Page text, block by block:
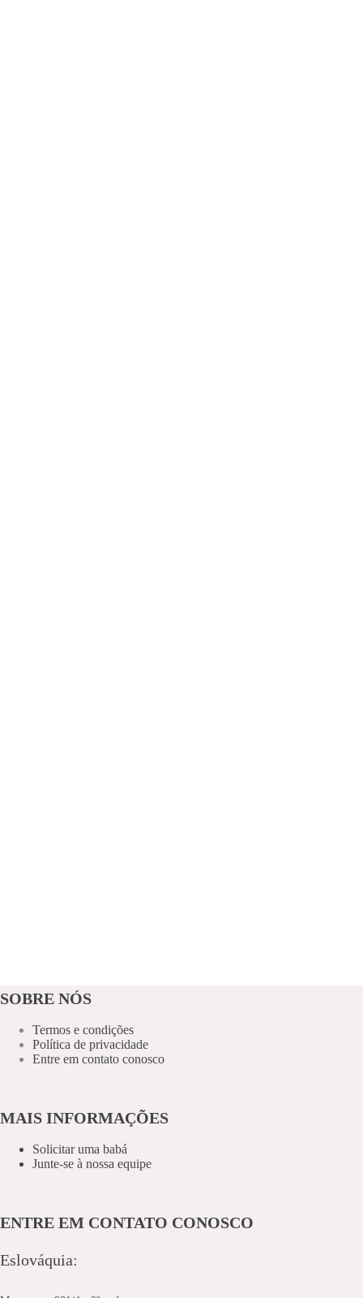
SOBRE NÓS
Termos e condições
Política de privacidade
Entre em contato conosco
MAIS INFORMAÇÕES
Solicitar uma babá
Junte-se à nossa equipe
ENTRE EM CONTATO CONOSCO
Eslováquia: